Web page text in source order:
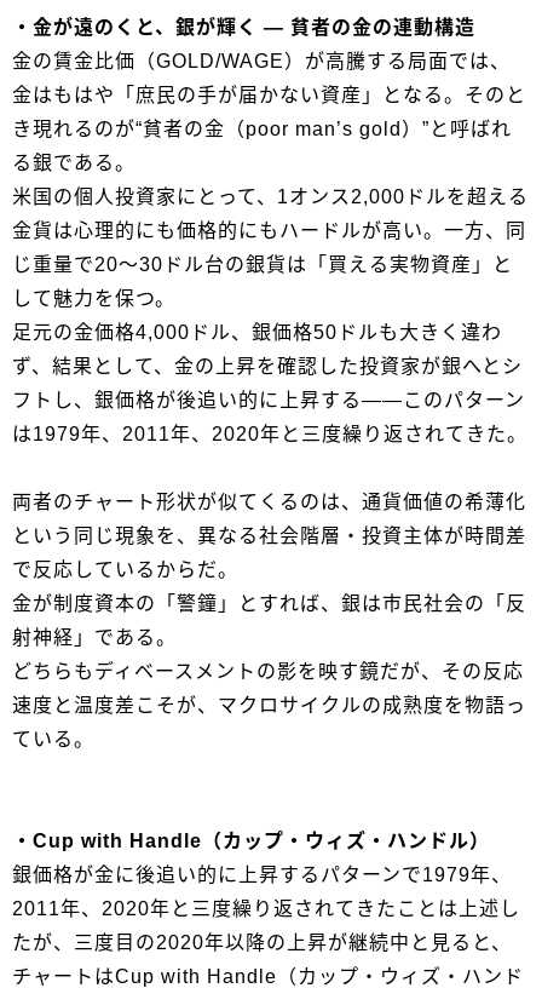
・金が遠のくと、銀が輝く ― 貧者の金の連動構造
金の賃金比価（GOLD/WAGE）が高騰する局面では、
金はもはや「庶民の手が届かない資産」となる。そのと
き現れるのが“貧者の金（poor man’s gold）”と呼ばれ
る銀である。
米国の個人投資家にとって、1オンス2,000ドルを超える
金貨は心理的にも価格的にもハードルが高い。一方、同
じ重量で20～30ドル台の銀貨は「買える実物資産」と
して魅力を保つ。
足元の金価格4,000ドル、銀価格50ドルも大きく違わ
ず、結果として、金の上昇を確認した投資家が銀へとシ
フトし、銀価格が後追い的に上昇する――このパターン
は1979年、2011年、2020年と三度繰り返されてきた。
両者のチャート形状が似てくるのは、通貨価値の希薄化
という同じ現象を、異なる社会階層・投資主体が時間差
で反応しているからだ。
金が制度資本の「警鐘」とすれば、銀は市民社会の「反
射神経」である。
どちらもディベースメントの影を映す鏡だが、その反応
速度と温度差こそが、マクロサイクルの成熟度を物語っ
ている。
・Cup with Handle（カップ・ウィズ・ハンドル）
銀価格が金に後追い的に上昇するパターンで1979年、
2011年、2020年と三度繰り返されてきたことは上述し
たが、三度目の2020年以降の上昇が継続中と見ると、
チャートはCup with Handle（カップ・ウィズ・ハンド